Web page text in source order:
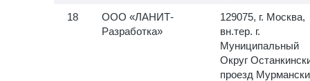
ООО «ЛАНИТ-
Разработка»
129075, г. Москва,
вн.тер. г.
Муниципальный
Округ
проезд